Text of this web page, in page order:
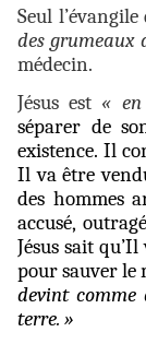
Seul
des grumeaux
médecin.
Jésus est «
séparer de
existence. Il
Il va être
des hommes
accusé,
Jésus sait
pour sauver le
devint comme
terre. »